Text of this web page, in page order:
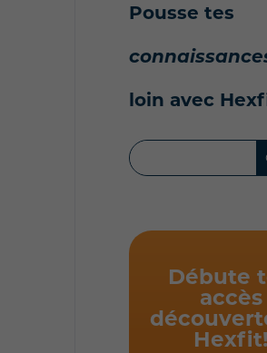
Pousse tes
loin avec
Débute
accès
Hexfit!